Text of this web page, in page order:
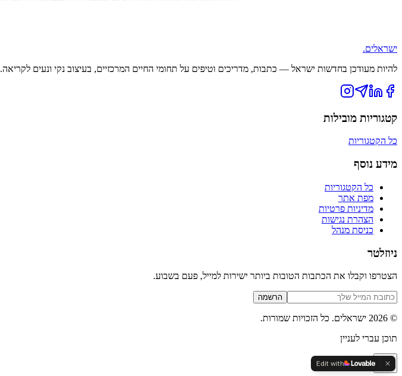
ישראלים.
להיות מעודכן בחדשות ישראל — כתבות, מדריכים וטיפים על תחומי החיים המרכזיים, בעיצוב נקי ונעים לקריאה.
קטגוריות מובילות
כל הקטגוריות
מידע נוסף
כל הקטגוריות
מפת אתר
מדיניות פרטיות
הצהרת נגישות
כניסת מנהל
ניוזלטר
הצטרפו וקבלו את הכתבות הטובות ביותר ישירות למייל, פעם בשבוע.
הרשמה
©
2026 ישראלים. כל הזכויות שמורות.
תוכן עברי לעניין
Edit with